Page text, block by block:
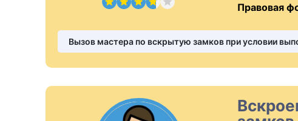
Правовая
Вызов мастера по вскрытую замков при условии